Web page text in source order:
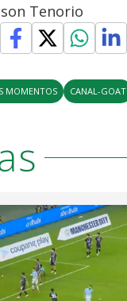
Tenorio
MOMENTOS CANAL-GOAT